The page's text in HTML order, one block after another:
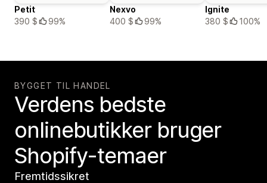
Petit
390 $
99%
Nexvo
400 $
99%
Ignite
380 $
100%
BYGGET TIL HANDEL
Verdens bedste
onlinebutikker bruger
Shopify-temaer
Fremtidssikret